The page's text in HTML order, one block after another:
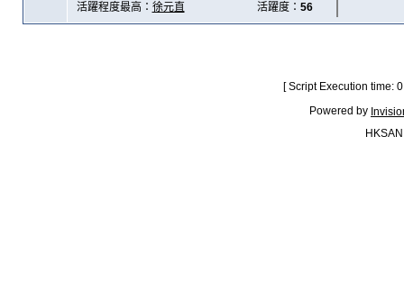
活躍程度最高： 徐元直 活躍度： 56
[ Script Execution time:
Powered by